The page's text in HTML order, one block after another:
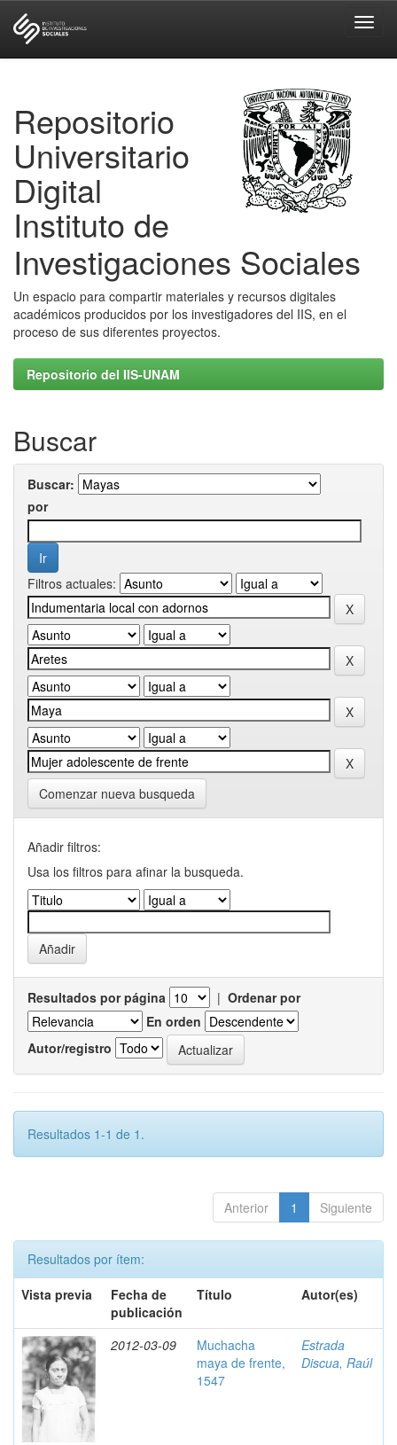
Repositorio
Universitario
Digital
Instituto de
Investigaciones Sociales
Un espacio para compartir materiales y recursos digitales
académicos producidos por los investigadores del IIS, en el
proceso de sus diferentes proyectos.
Repositorio del IIS-UNAM
Buscar
Buscar:
por
Filtros actuales:
Comenzar nueva busqueda
Añadir filtros:
Usa los filtros para afinar la busqueda.
Resultados por página | Ordenar por
En orden
Autor/registro
Resultados 1-1 de 1.
Anterior 1 Siguiente
Resultados por ítem:
Vista previa
Fecha de
publicación
Título Autor(es)
2012-03-09
Muchacha
maya de frente,
1547
Estrada
Discua, Raúl